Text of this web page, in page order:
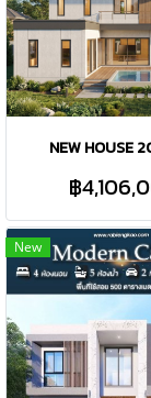
NEW HOUSE
฿
New